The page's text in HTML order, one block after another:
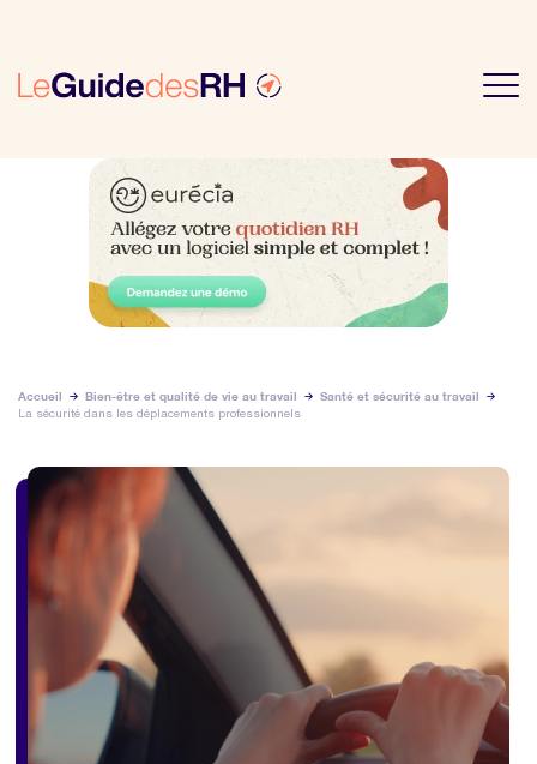
Accueil Bien-être et qualité de vie au travail
Santé et sécurité au travail
La sécurité dans les déplacements professionnels